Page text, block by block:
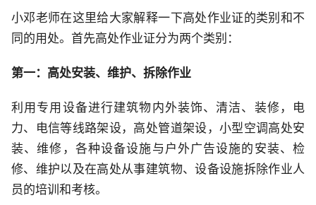
小邓老师在这里给大家解释一下高处作业证的类别和不
同的用处。首先高处作业证分为两个类别：
第一：高处安装、维护、拆除作业
利用专用设备进行建筑物内外装饰、清洁、装修，电
力、电信等线路架设，高处管道架设，小型空调高处安
装、维修，各种设备设施与户外广告设施的安装、检
修、维护以及在高处从事建筑物、设备设施拆除作业人
员的培训和考核。